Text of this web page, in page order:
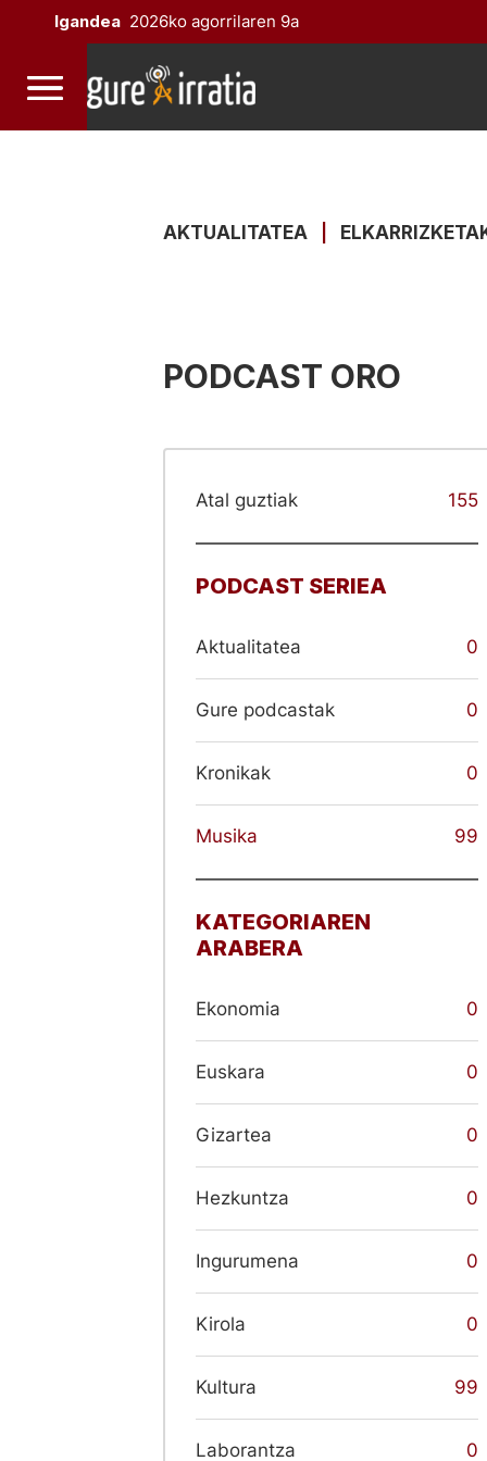
Igandea 2026ko agorrilaren 9a
AKTUALITATEA
PODCAST ORO
Atal guztiak 155
PODCAST SERIEA
Aktualitatea 0
Gure podcastak 0
Kronikak 0
Musika 99
KATEGORIAREN
ARABERA
Ekonomia 0
Euskara 0
Gizartea 0
Hezkuntza 0
Ingurumena 0
Kirola 0
Kultura 99
Laborantza 0